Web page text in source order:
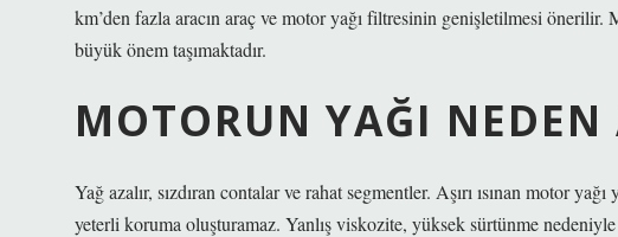
km’den fazla aracın araç ve motor yağı filtresinin genişletilmesi
büyük önem taşımaktadır.
MOTORUN YAĞI NEDEN
Yağ azalır, sızdıran contalar ve rahat segmentler. Aşırı ısınan motor
yeterli koruma oluşturamaz. Yanlış viskozite, yüksek sürtünme